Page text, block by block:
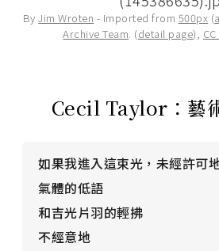
ByJim Wroten - Imported from 500px (
Archive Team. (detail page),
Cecil Taylor：藝
如果我進入這束光，未經許可
氣體的低語
和吉光片羽的輕拂
不經意地